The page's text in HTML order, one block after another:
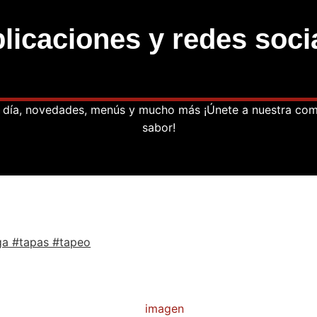
y redes
novedades, menús y mucho más ¡Únete a nuestra
sabor!
#tapas #tapeo